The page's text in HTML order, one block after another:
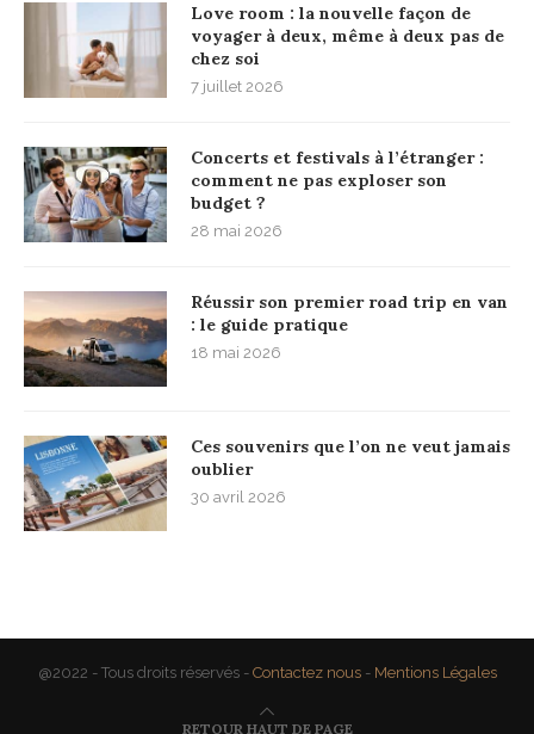
Love room : la nouvelle façon de
voyager à deux, même à deux pas de
chez soi
7 juillet 2026
Concerts et festivals à l’étranger :
comment ne pas exploser son
budget ?
28 mai 2026
Réussir son premier road trip en van
: le guide pratique
18 mai 2026
Ces souvenirs que l’on ne veut jamais
oublier
30 avril 2026
@2022 - Tous droits réservés - Contactez nous- Mentions Légales
RETOUR HAUT DE PAGE